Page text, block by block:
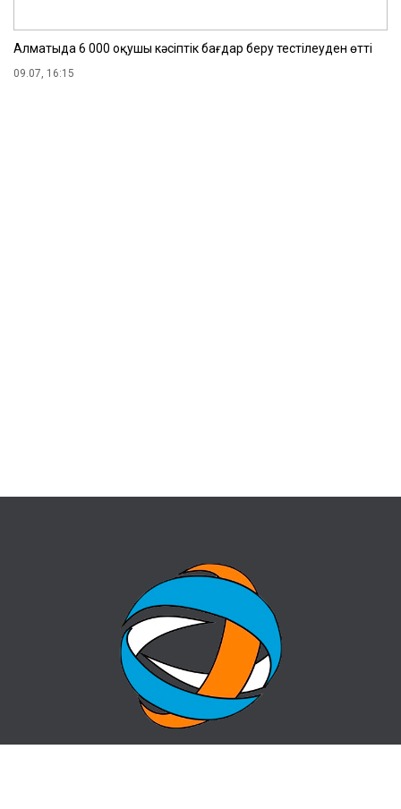
Алматыда 6 000 оқушы кәсіптік бағдар беру тестілеуден өтті
09.07, 16:15